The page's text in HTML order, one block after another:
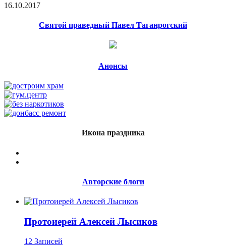
16.10.2017
Святой праведный Павел Таганрогский
Анонсы
Икона праздника
Авторские блоги
Протоиерей Алексей Лысиков
12 Записей